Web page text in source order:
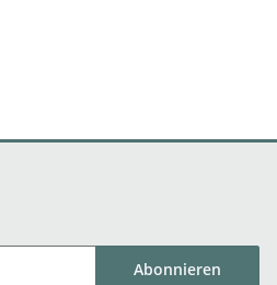
Abonnieren